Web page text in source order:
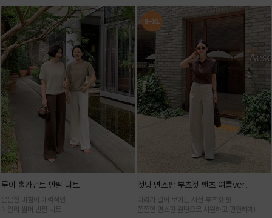
루이 홀가먼트 반팔 니트
은은한 비침이 매력적인
데일리 썸머 반팔 니트
컷팅 면스판 부츠컷 팬츠-여름ver.
다리가 길어 보이는 사선 부츠컷 핏
쫀쫀한 면스판 원단으로 시원하고 편안하게!